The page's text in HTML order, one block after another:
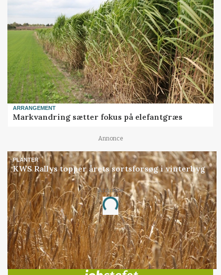
ARRANGEMENT
Markvandring sætter fokus på elefantgræs
Annonce
PLANTER
KWS Rallys topper årets sortsforsøg i vinterbyg
Annonce
Loading...
Jobs
i samarbejde med